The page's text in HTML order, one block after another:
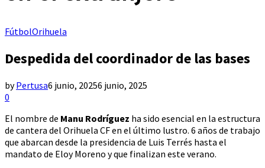
FútbolOrihuela
Despedida del coordinador de las bases
byPertusa6 junio, 20256 junio, 2025
0
El nombre de Manu Rodríguez ha sido esencial en la estructura
de cantera del Orihuela CF en el último lustro. 6 años de trabajo
que abarcan desde la presidencia de Luis Terrés hasta el
mandato de Eloy Moreno y que finalizan este verano.